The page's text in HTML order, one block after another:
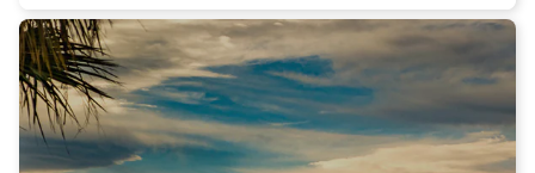
Risorgimento, che racconta la storia del Risorgimento italiano
attraverso mostre e documenti storici.
Per gli amanti del cibo,Torino è la meta ideale. Non puoi
lasciare la città senza assaggiare il famosocibo di strada
locale, come i "panini di bagna cauda" o i deliziosi "gnocchi alla
pariglia" accompagnati da una bottiglia di vino Barolo. Se hai